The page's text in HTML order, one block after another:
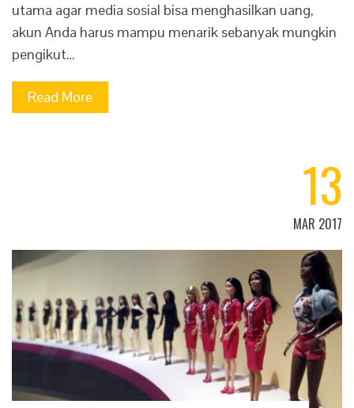
utama agar media sosial bisa menghasilkan uang,
akun Anda harus mampu menarik sebanyak mungkin
pengikut…
Read More
13
MAR 2017